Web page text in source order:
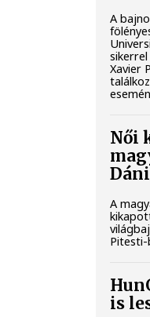
A
Xavier
Női
A
Pitesti-
is